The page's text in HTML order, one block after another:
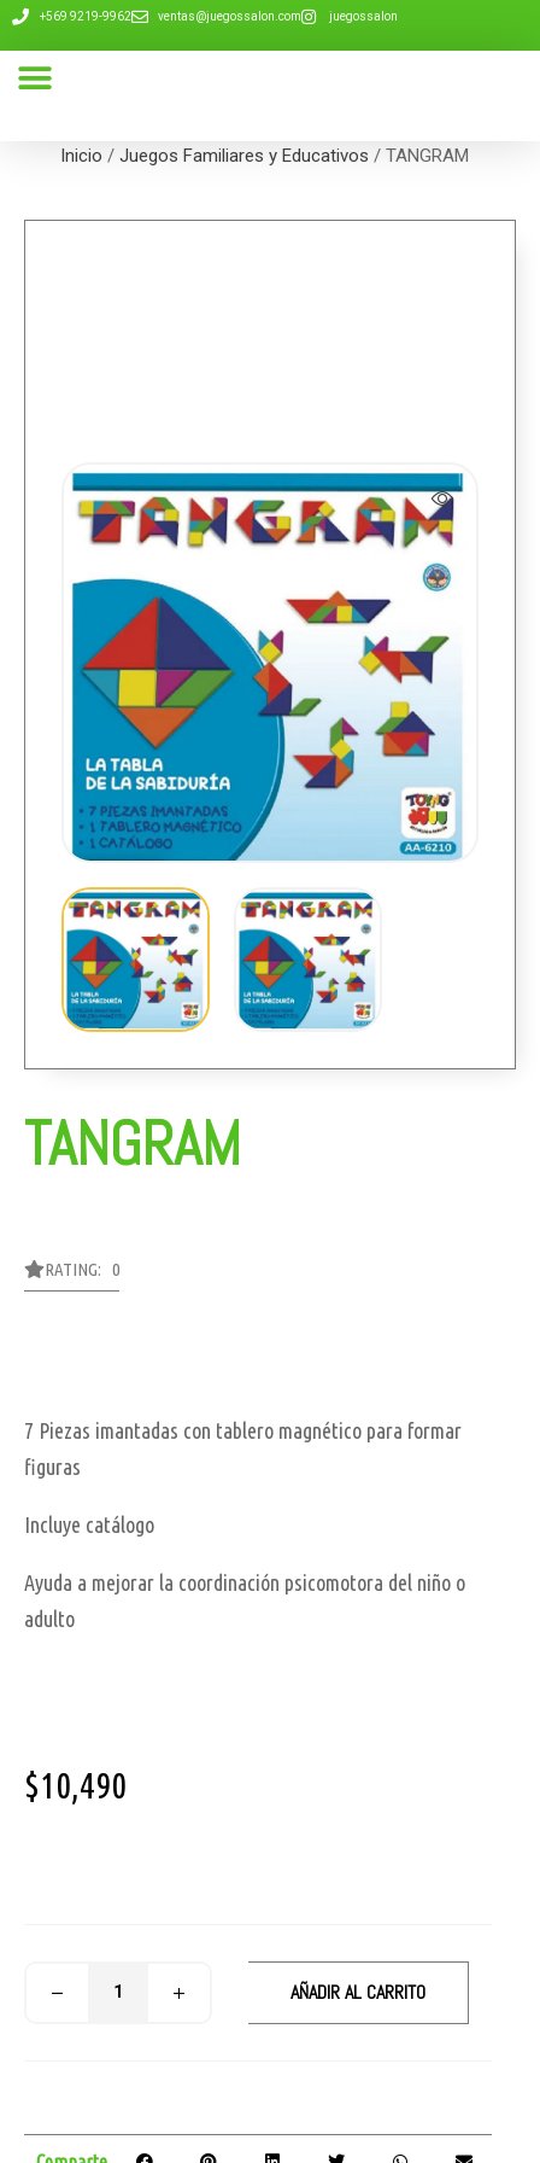
+569 9219-9962 ventas@juegossalon.com juegossalon
Inicio / Juegos Familiares y Educativos / TANGRAM
TANGRAM
RATING: 0
7 Piezas imantadas con tablero magnético para formar
figuras
Incluye catálogo
Ayuda a mejorar la coordinación psicomotora del niño o
adulto
$10,490
AÑADIR AL CARRITO